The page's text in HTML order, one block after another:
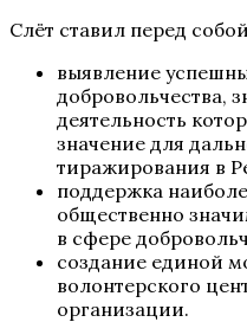
Слёт ставил перед
выявление
добровольчества,
деятельность
значение для
тиражирования в
поддержка
общественно
в сфере
создание единой
волонтерского
организации.